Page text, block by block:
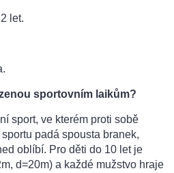
let.
sportovním laikům?
sport, ve kterém proti sobě
padá spousta branek,
oblíbí. Pro děti do 10 let je
d=20m) a každé mužstvo hraje